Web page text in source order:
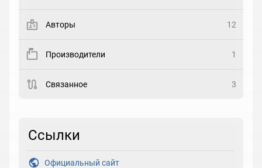
Рейтинг
Реакция
Авторы 12
Производители 1
Связанное 3
Ссылки
Официальный сайт